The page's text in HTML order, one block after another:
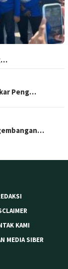
Peng…
KAMI
MEDIA SIBER